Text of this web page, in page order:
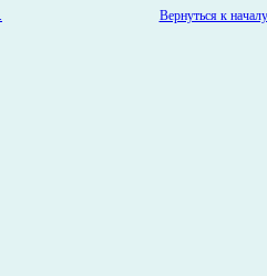
Вернуться к